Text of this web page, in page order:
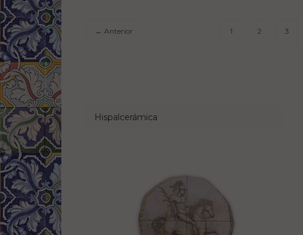
← Anterior 1 2 3
Hispalcerámica